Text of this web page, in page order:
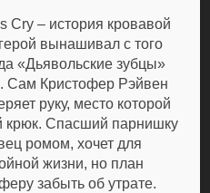
Cry – история кровавой
вынашивал с того
«Дьявольские зубцы»
Сам Кристофер Рэйвен
руку, место которой
крюк. Спасший парнишку
ромом, хочет для
жизни, но план
забыть об утрате.